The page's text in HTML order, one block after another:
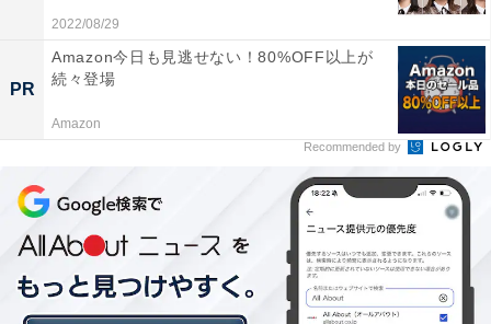
画像出典：関西テレビ『エルピス』 公式サイト
2022/08/29
PR
Amazon今日も見逃せない！80%OFF以上が
続々登場
Amazon
Recommended by